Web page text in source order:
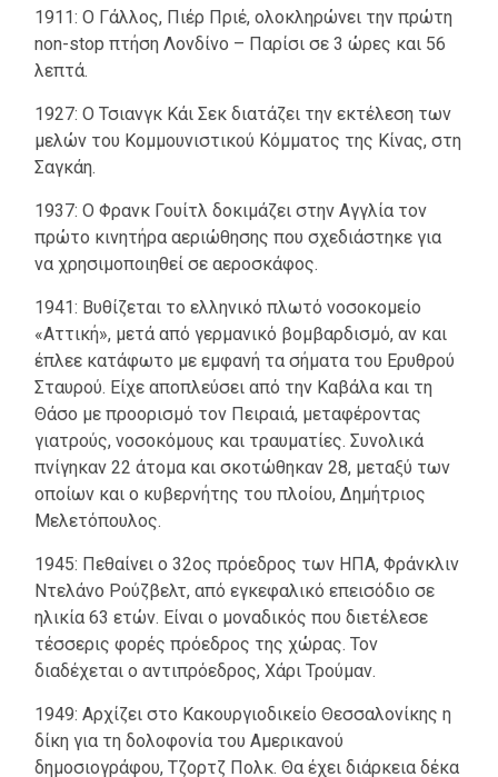
1911: Ο Γάλλος, Πιέρ Πριέ, ολοκληρώνει την πρώτη
non-stop πτήση Λονδίνο – Παρίσι σε 3 ώρες και 56
λεπτά.
1927: Ο Τσιανγκ Κάι Σεκ διατάζει την εκτέλεση των
μελών του Κομμουνιστικού Κόμματος της Κίνας, στη
Σαγκάη.
1937: Ο Φρανκ Γουίτλ δοκιμάζει στην Αγγλία τον
πρώτο κινητήρα αεριώθησης που σχεδιάστηκε για
να χρησιμοποιηθεί σε αεροσκάφος.
1941: Βυθίζεται το ελληνικό πλωτό νοσοκομείο
«Αττική», μετά από γερμανικό βομβαρδισμό, αν και
έπλεε κατάφωτο με εμφανή τα σήματα του Ερυθρού
Σταυρού. Είχε αποπλεύσει από την Καβάλα και τη
Θάσο με προορισμό τον Πειραιά, μεταφέροντας
γιατρούς, νοσοκόμους και τραυματίες. Συνολικά
πνίγηκαν 22 άτομα και σκοτώθηκαν 28, μεταξύ των
οποίων και ο κυβερνήτης του πλοίου, Δημήτριος
Μελετόπουλος.
1945: Πεθαίνει ο 32ος πρόεδρος των ΗΠΑ, Φράνκλιν
Ντελάνο Ρούζβελτ, από εγκεφαλικό επεισόδιο σε
ηλικία 63 ετών. Είναι ο μοναδικός που διετέλεσε
τέσσερις φορές πρόεδρος της χώρας. Τον
διαδέχεται ο αντιπρόεδρος, Χάρι Τρούμαν.
1949: Αρχίζει στο Κακουργιοδικείο Θεσσαλονίκης η
δίκη για τη δολοφονία του Αμερικανού
δημοσιογράφου, Τζορτζ Πολκ. Θα έχει διάρκεια δέκα